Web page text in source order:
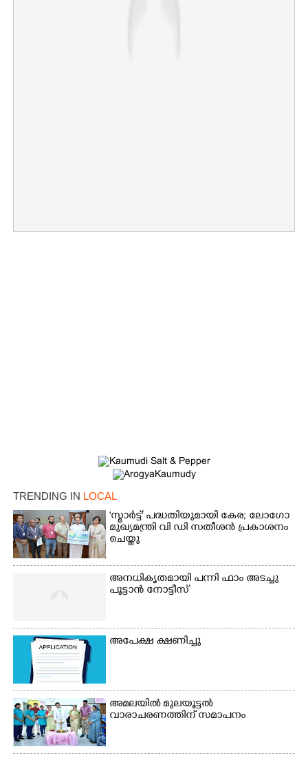
TRENDING IN LOCAL
'സ്മാർട്ട്' പദ്ധതിയുമായി കേര; ലോഗോ
മുഖ്യമന്ത്രി വി ഡി സതീശൻ പ്രകാശനം
ചെയ്തു
അനധികൃതമായി പന്നി ഫാം അടച്ചു
പൂട്ടാൻ നോട്ടീസ്
അപേക്ഷ ക്ഷണിച്ചു
അമലയിൽ മുലയൂട്ടൽ
വാരാചരണത്തിന് സമാപനം